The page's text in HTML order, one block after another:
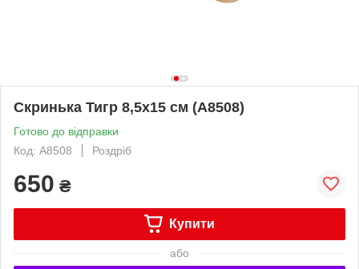
Скринька Тигр 8,5х15 см (А8508)
Готово до відправки
Код: А8508
Роздріб
650 ₴
Купити
або